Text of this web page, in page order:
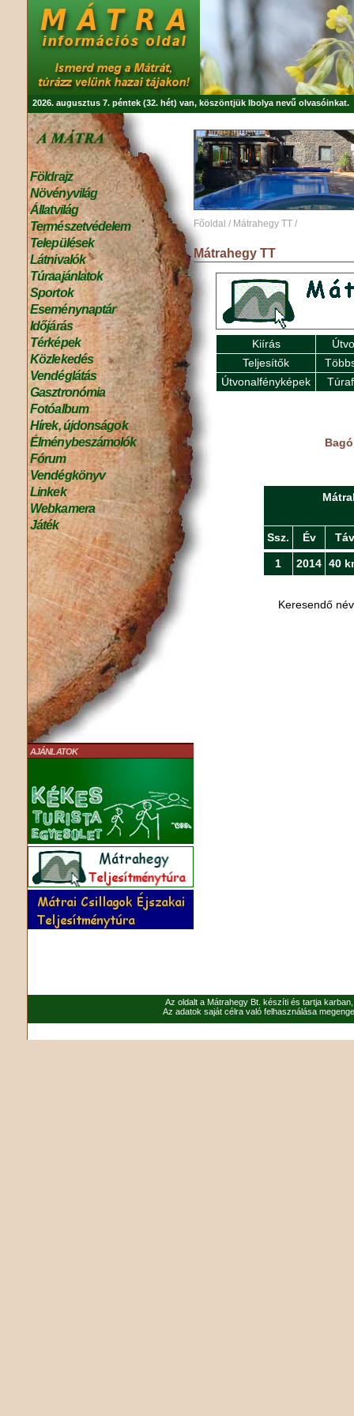
2026. augusztus 7. péntek (32. hét) van, köszöntjük Ibolya nevű olvasóinkat.
Földrajz
Növényvilág
Állatvilág
Természetvédelem
Települések
Látnivalók
Túraajánlatok
Sportok
Eseménynaptár
Időjárás
Térképek
Közlekedés
Vendéglátás
Gasztronómia
Fotóalbum
Hírek, újdonságok
Élménybeszámolók
Fórum
Vendégkönyv
Linkek
Webkamera
Játék
AJÁNLATOK
Főoldal / Mátrahegy TT /
Mátrahegy TT
Kiírás
Teljesítők
Útvonalfényképek
Ssz. Év Táv
1 2014 40
Keresendő
Az oldalt a Mátrahegy Bt. készíti és tartja
Az adatok saját célra való felhasználása